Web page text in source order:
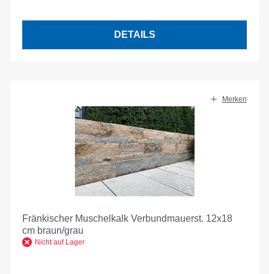
DETAILS
Merken
Fränkischer Muschelkalk Verbundmauerst. 12x18
cm braun/grau
Nicht auf Lager